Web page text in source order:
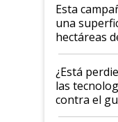
Esta
una
hectáreas
con una
variedades
salto
rendimiento
¿Está
las
contra el
desafío de